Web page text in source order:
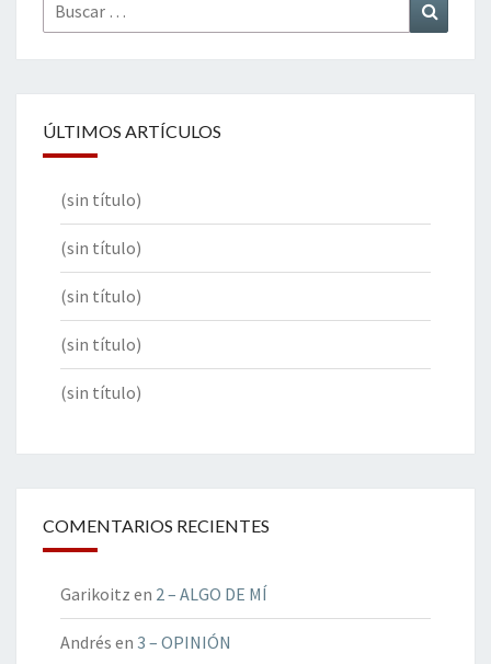
por:
ÚLTIMOS ARTÍCULOS
(sin título)
(sin título)
(sin título)
(sin título)
(sin título)
COMENTARIOS RECIENTES
Garikoitz en 2 – ALGO DE MÍ
Andrés en 3 – OPINIÓN